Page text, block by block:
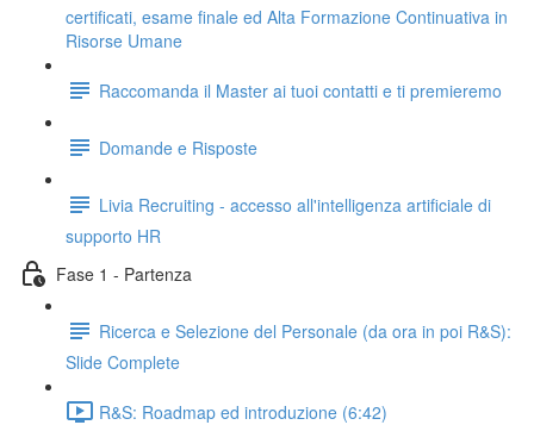
certificati, esame finale ed Alta Formazione Continuativa in
Risorse Umane
Raccomanda il Master ai tuoi contatti e ti premieremo
Domande e Risposte
Livia Recruiting - accesso all'intelligenza artificiale di
supporto HR
Fase 1 - Partenza
Ricerca e Selezione del Personale (da ora in poi R&S):
Slide Complete
R&S: Roadmap ed introduzione (6:42)